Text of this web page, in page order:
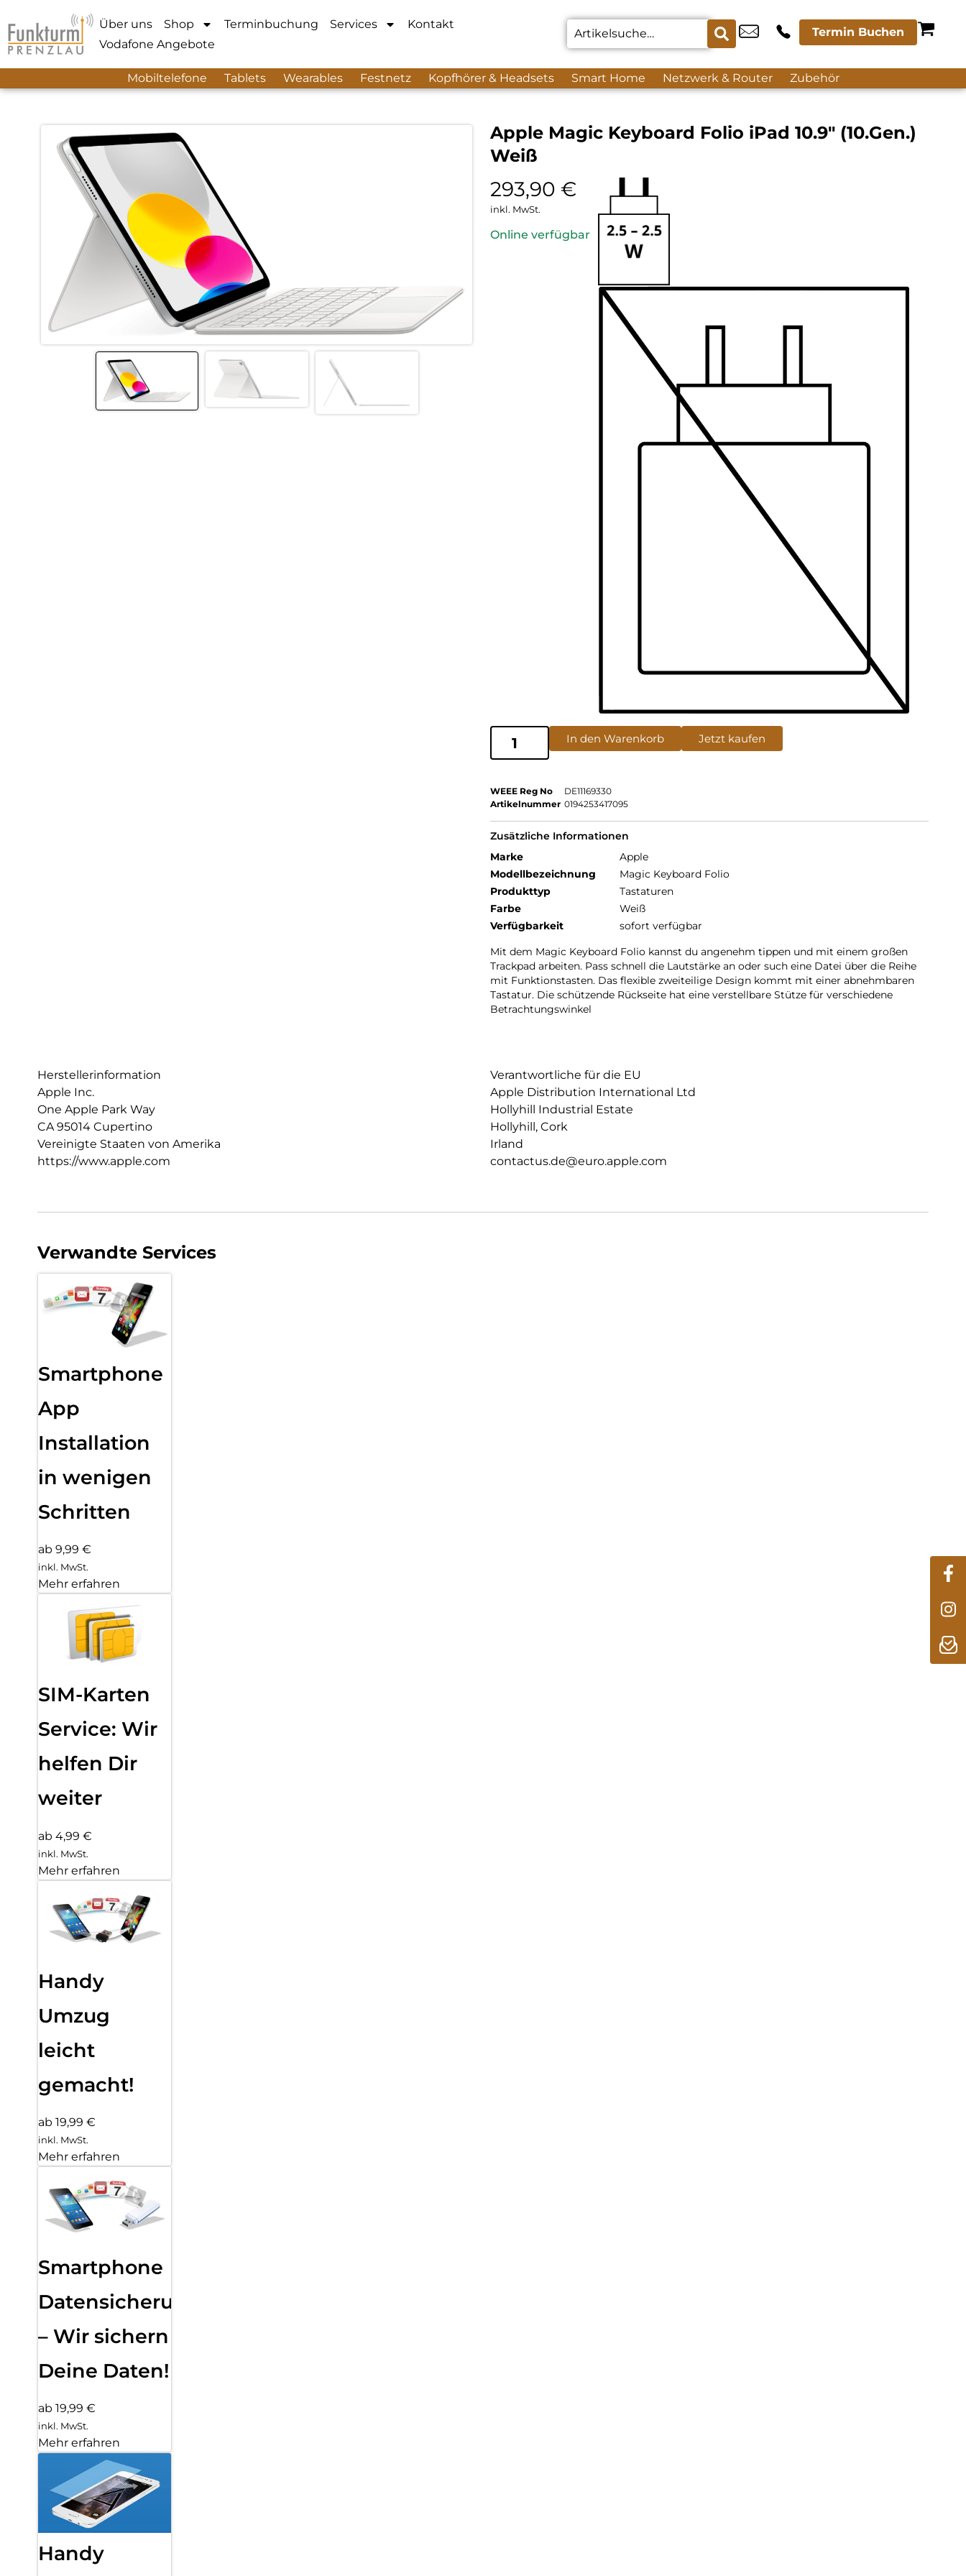
Über uns Shop Terminbuchung Services
Kontakt
Vodafone Angebote
Termin Buchen
Mobiltelefone Tablets Wearables Festnetz Kopfhörer & Headsets Smart Home Netzwerk & Router Zubehör
Apple Magic Keyboard Folio iPad 10.9″ (10.Gen.)
Weiß
293,90 €
inkl. MwSt.
Online verfügbar
In den Warenkorb Jetzt kaufen
WEEE Reg No
DE11169330
Artikelnummer 0194253417095
Zusätzliche Informationen
Marke
Apple
Modellbezeichnung
Magic Keyboard Folio
Produkttyp
Tastaturen
Farbe
Weiß
Verfügbarkeit
sofort verfügbar
Mit dem Magic Keyboard Folio kannst du angenehm tippen und mit einem großen
Trackpad arbeiten. Pass schnell die Lautstärke an oder such eine Datei über die Reihe
mit Funktionstasten. Das flexible zweiteilige Design kommt mit einer abnehmbaren
Tastatur. Die schützende Rückseite hat eine verstellbare Stütze für verschiedene
Betrachtungswinkel
Herstellerinformation
Apple Inc.
One Apple Park Way
CA 95014 Cupertino
Vereinigte Staaten von Amerika
https://www.apple.com
Verantwortliche für die EU
Apple Distribution International Ltd
Hollyhill Industrial Estate
Hollyhill, Cork
Irland
contactus.de@euro.apple.com
Verwandte Services
Smartphone
App
Installation
in wenigen
Schritten
ab 9,99 €
inkl. MwSt.
Mehr erfahren
SIM-Karten
Service: Wir
helfen Dir
weiter
ab 4,99 €
inkl. MwSt.
Mehr erfahren
Handy
Umzug
leicht
gemacht!
ab 19,99 €
inkl. MwSt.
Mehr erfahren
Smartphone
Datensicherung
– Wir sichern
Deine Daten!
ab 19,99 €
inkl. MwSt.
Mehr erfahren
Handy